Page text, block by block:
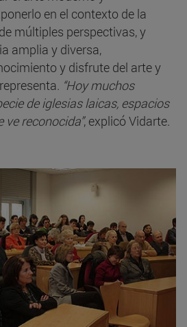
en el contexto de la
múltiples perspectivas, y
amplia y diversa,
y disfrute del arte y
“Hoy muchos
de iglesias laicas, espacios
ve reconocida”, explicó Vidarte.